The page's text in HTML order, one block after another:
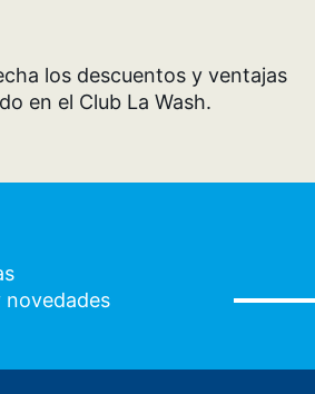
los descuentos y ventajas
en el Club La Wash.